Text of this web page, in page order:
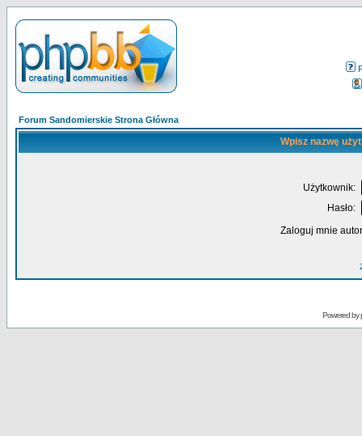
Forum Sandomierskie Strona Główna
Wpisz nazwę
Użytkownik:
Hasło:
Zaloguj mnie
Powered by